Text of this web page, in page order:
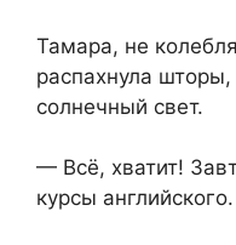
Тамара, не
распахнула
солнечный свет.
— Всё, хватит!
курсы английского.